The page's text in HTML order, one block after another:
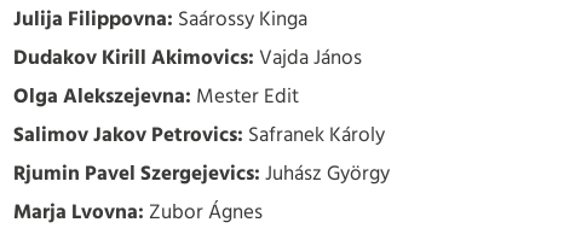
Julija Filippovna: Saárossy Kinga
Dudakov Kirill Akimovics:Vajda János
Olga Alekszejevna: Mester Edit
Salimov Jakov Petrovics: Safranek Károly
Rjumin Pavel Szergejevics:Juhász György
Marja Lvovna: Zubor Ágnes